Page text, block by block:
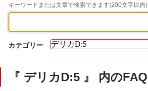
キーワードまたは文章で検索できます(200文字以内)
カテゴリー
『 デリカD:5 』 内のFAQ